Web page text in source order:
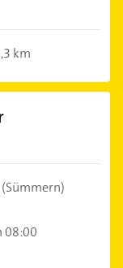
km
(Sümmern)
08:00